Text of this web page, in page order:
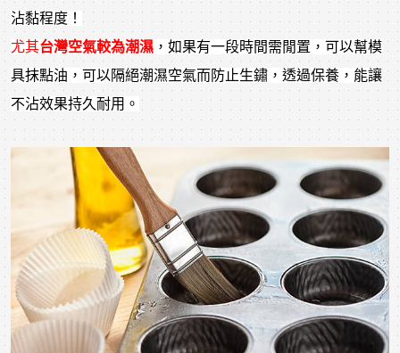
沾黏程度！
尤其台灣空氣較為潮濕 ，如果有一段時間需閒置，可以幫模
具抹點油，可以隔絕潮濕空氣而防止生鏽，透過保養，能讓
不沾效果持久耐用。